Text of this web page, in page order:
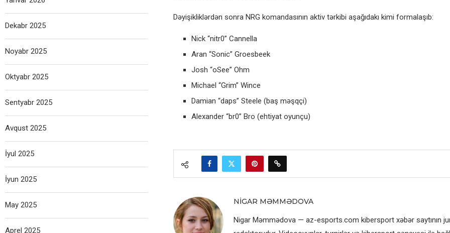
Dəyişikliklərdən sonra NRG komandasının aktiv tərkibi aşağıdakı kimi formalaşıb:
Nick “nitr0” Cannella
Aran “Sonic” Groesbeek
Josh “oSee” Ohm
Michael “Grim” Wince
Damian “daps” Steele (baş məşqçi)
Alexander “br0” Bro (ehtiyat oyunçu)
NIGAR MƏMMƏDOVA
Nigar Məmmədova — az-esports.com kibersport xəbər saytının
Dekabr 2025
Noyabr 2025
Oktyabr 2025
Sentyabr 2025
Avqust 2025
İyul 2025
İyun 2025
May 2025
Aprel 2025